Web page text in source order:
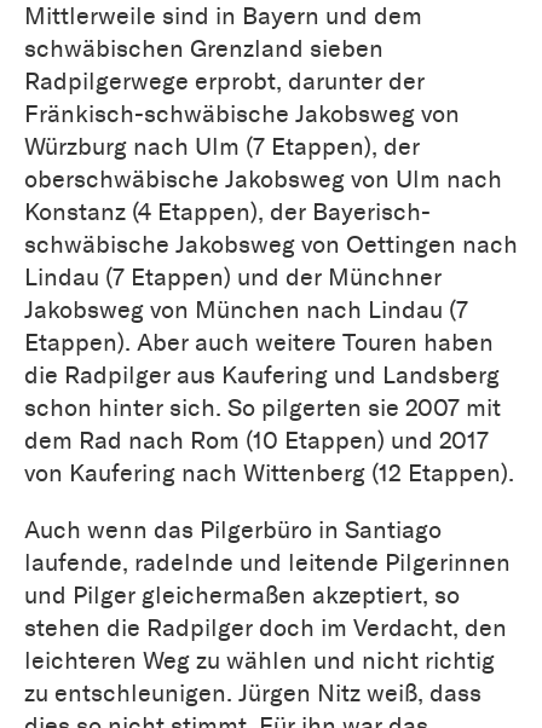
Mittlerweile sind in Bayern und dem
schwäbischen Grenzland sieben
Radpilgerwege erprobt, darunter der
Fränkisch-schwäbische Jakobsweg von
Würzburg nach Ulm (7 Etappen), der
oberschwäbische Jakobsweg von Ulm nach
Konstanz (4 Etappen), der Bayerisch-
schwäbische Jakobsweg von Oettingen nach
Lindau (7 Etappen) und der Münchner
Jakobsweg von München nach Lindau (7
Etappen). Aber auch weitere Touren haben
die Radpilger aus Kaufering und Landsberg
schon hinter sich. So pilgerten sie 2007 mit
dem Rad nach Rom (10 Etappen) und 2017
von Kaufering nach Wittenberg (12 Etappen).
Auch wenn das Pilgerbüro in Santiago
laufende, radelnde und leitende Pilgerinnen
und Pilger gleichermaßen akzeptiert, so
stehen die Radpilger doch im Verdacht, den
leichteren Weg zu wählen und nicht richtig
zu entschleunigen. Jürgen Nitz weiß, dass